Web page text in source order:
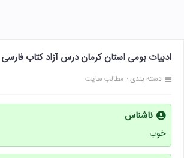
ادبیات بومی استان کرمان درس آزاد کتاب فارسی
دسته بندی : مطالب سایت
ناشناس
خوب